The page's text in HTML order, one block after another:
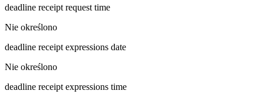
deadline receipt request time
Nie określono
deadline receipt expressions date
Nie określono
deadline receipt expressions time